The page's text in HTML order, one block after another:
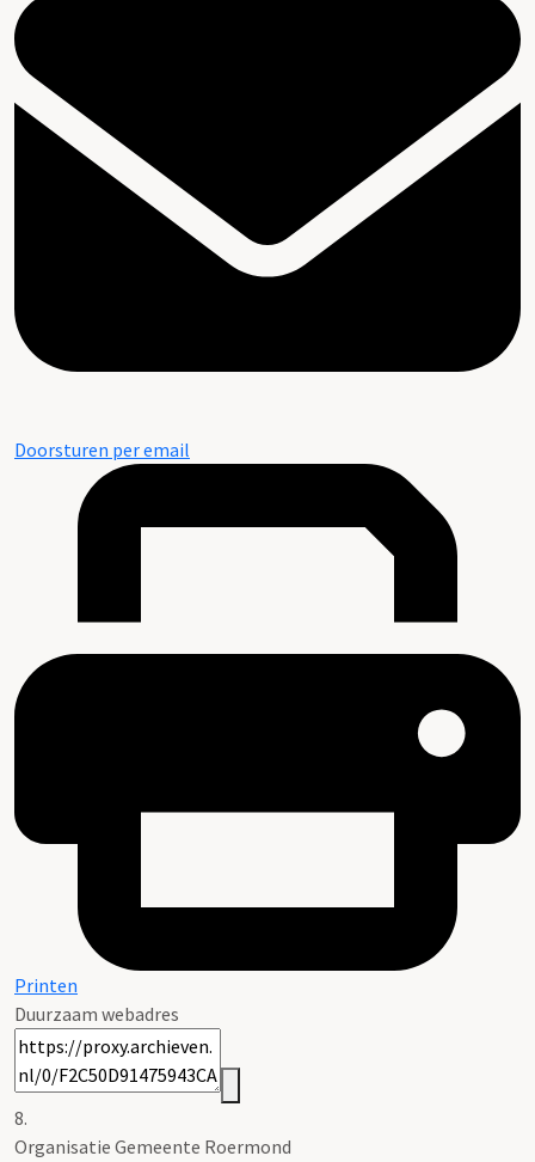
Doorsturen per email
Printen
Duurzaam webadres
8.
Organisatie Gemeente Roermond